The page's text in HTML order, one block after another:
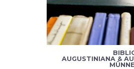
AUGUSTINIANA &